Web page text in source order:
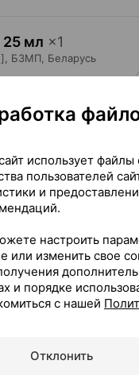
25 мл ×1
БЗМП , Беларусь
10 мл
1
использует
пользователей
и
настроить
или изменить свое
и порядке
с нашей
Отклонить